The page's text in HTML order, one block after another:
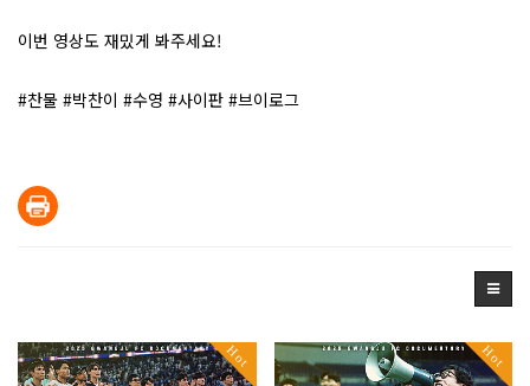
이번 영상도 재밌게 봐주세요!
#찬물 #박찬이 #수영 #사이판 #브이로그
Hot Hot